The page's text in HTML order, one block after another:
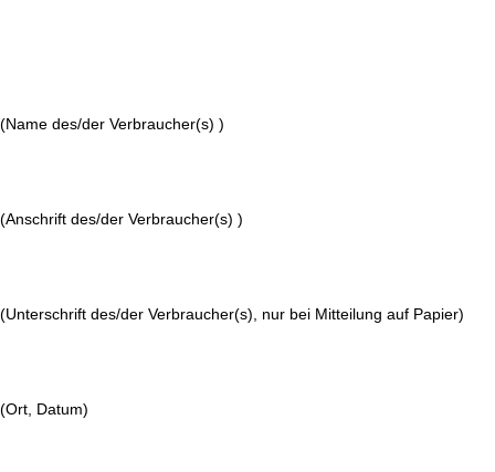
(Name des/der Verbraucher(s) )
(Anschrift des/der Verbraucher(s) )
(Unterschrift des/der Verbraucher(s), nur bei Mitteilung auf Papier)
(Ort, Datum)